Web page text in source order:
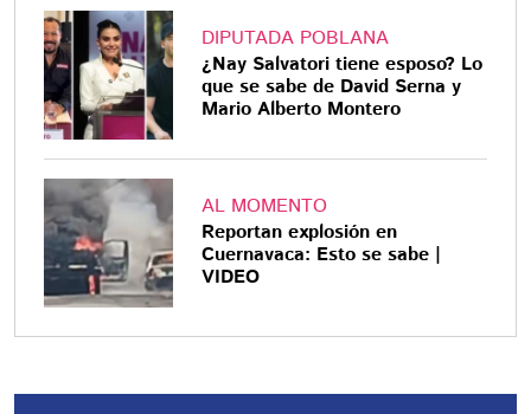
DIPUTADA POBLANA
¿Nay Salvatori tiene esposo? Lo
que se sabe de David Serna y
Mario Alberto Montero
AL MOMENTO
Reportan explosión en
Cuernavaca: Esto se sabe |
VIDEO